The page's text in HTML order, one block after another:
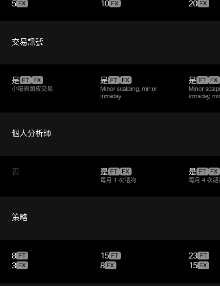
5
10
20
交易訊號
是
小幅剝頭皮交易
是
Minor scalping, minor
Intraday
是
Minor
intraday,
個人分析師
否 是
每月 1 次諮詢
是
每月 4 次諮
策略
8
3
15
8
23
15